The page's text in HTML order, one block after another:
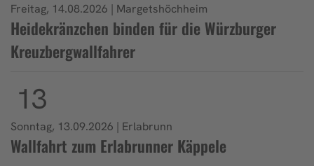
Freitag, 14.08.2026 | Margetshöchheim
Heidekränzchen binden für die Würzburger
Kreuzbergwallfahrer
13
Sonntag, 13.09.2026 | Erlabrunn
Wallfahrt zum Erlabrunner Käppele